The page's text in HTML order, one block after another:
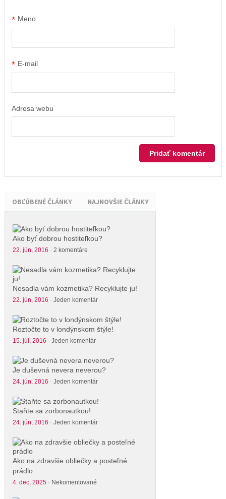
Meno
*
E-mail
*
Adresa webu
OBĽÚBENÉ ČLÁNKY NAJNOVŠIE ČLÁNKY
Ako byť dobrou hostiteľkou?
22. jún, 2016 · 2 komentáre
Nesadla vám kozmetika? Recyklujte ju!
22. jún, 2016 · Jeden komentár
Roztočte to v londýnskom štýle!
15. júl, 2016 · Jeden komentár
Je duševná nevera neverou?
24. jún, 2016 · Jeden komentár
Staňte sa zorbonautkou!
24. jún, 2016 · Jeden komentár
Ako na zdravšie obliečky a posteľné
prádlo
4. dec, 2025· Nekomentované